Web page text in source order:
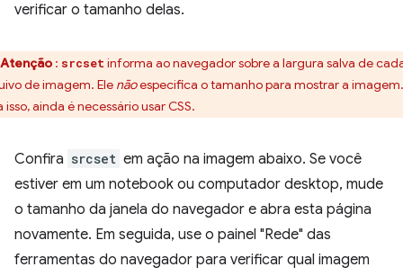
verificar o tamanho delas.
Atenção : srcsetinforma ao navegador sobre a largura salva de
de imagem. Ele nãoespecifica o tamanho para mostrar a imagem.
isso, ainda é necessário usar CSS.
Confira srcset em ação na imagem abaixo. Se você
estiver em um notebook ou computador desktop, mude
o tamanho da janela do navegador e abra esta página
novamente. Em seguida, use o painel "Rede" das
ferramentas do navegador para verificar qual imagem